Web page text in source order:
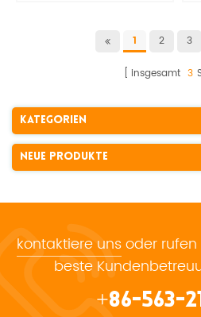
1 2 3
insgesamt 3
Kategorien
Neue Produkte
kontaktiere unsoder rufen
beste
+86-563-